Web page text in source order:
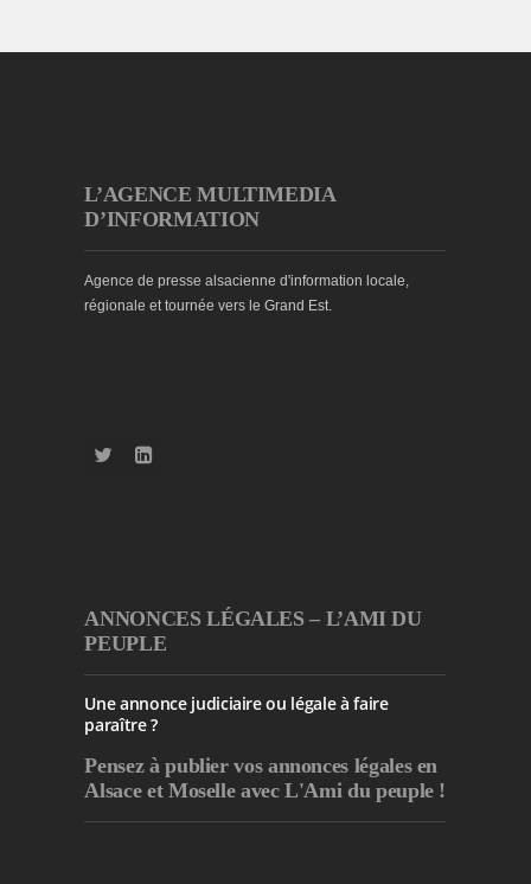
L’AGENCE MULTIMEDIA
D’INFORMATION
Agence de presse alsacienne d'information locale,
régionale et tournée vers le Grand Est.
ANNONCES LÉGALES – L’AMI DU
PEUPLE
Une annonce judiciaire ou légale à faire
paraître ?
Pensez à publiervos annonces légales en
Alsace et Moselle avec L'Ami du peuple !